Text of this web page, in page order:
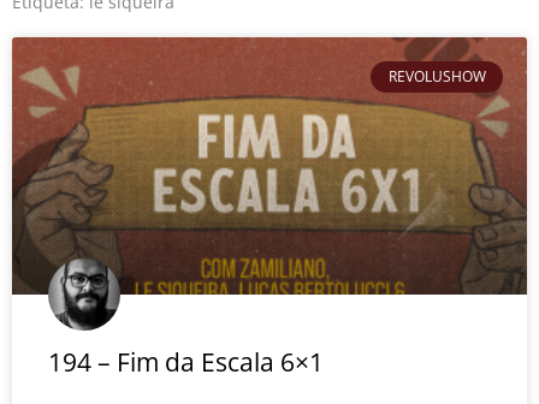
REVOLUSHOW
194 – Fim da Escala 6×1